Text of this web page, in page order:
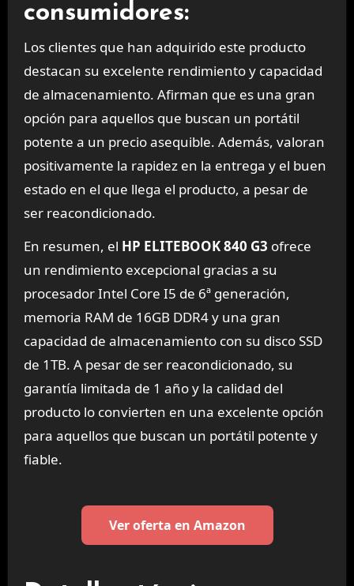
consumidores:
Los clientes que han adquirido este producto
destacan su excelente rendimiento y capacidad
de almacenamiento. Afirman que es una gran
opción para aquellos que buscan un portátil
potente a un precio asequible. Además, valoran
positivamente la rapidez en la entrega y el buen
estado en el que llega el producto, a pesar de
ser reacondicionado.
En resumen, el HP ELITEBOOK 840 G3 ofrece
un rendimiento excepcional gracias a su
procesador Intel Core I5 de 6ª generación,
memoria RAM de 16GB DDR4 y una gran
capacidad de almacenamiento con su disco SSD
de 1TB. A pesar de ser reacondicionado, su
garantía limitada de 1 año y la calidad del
producto lo convierten en una excelente opción
para aquellos que buscan un portátil potente y
fiable.
Ver oferta en Amazon